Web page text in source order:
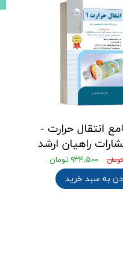
انتقال حرارت -
۹۳۴,۵۰۰ تومان
به سبد خرید